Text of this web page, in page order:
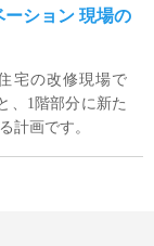
ション 現場の
宅の改修現場で
、1階部分に新た
計画です。